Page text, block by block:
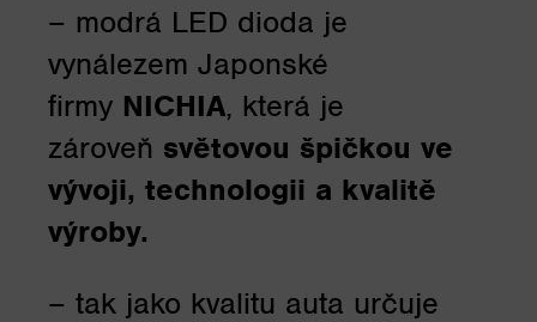
– modrá LED dioda je
vynálezem Japonské
firmy NICHIA, která je
zároveň světovou špičkou ve
vývoji, technologii a kvalitě
výroby.
– tak jako kvalitu auta určuje